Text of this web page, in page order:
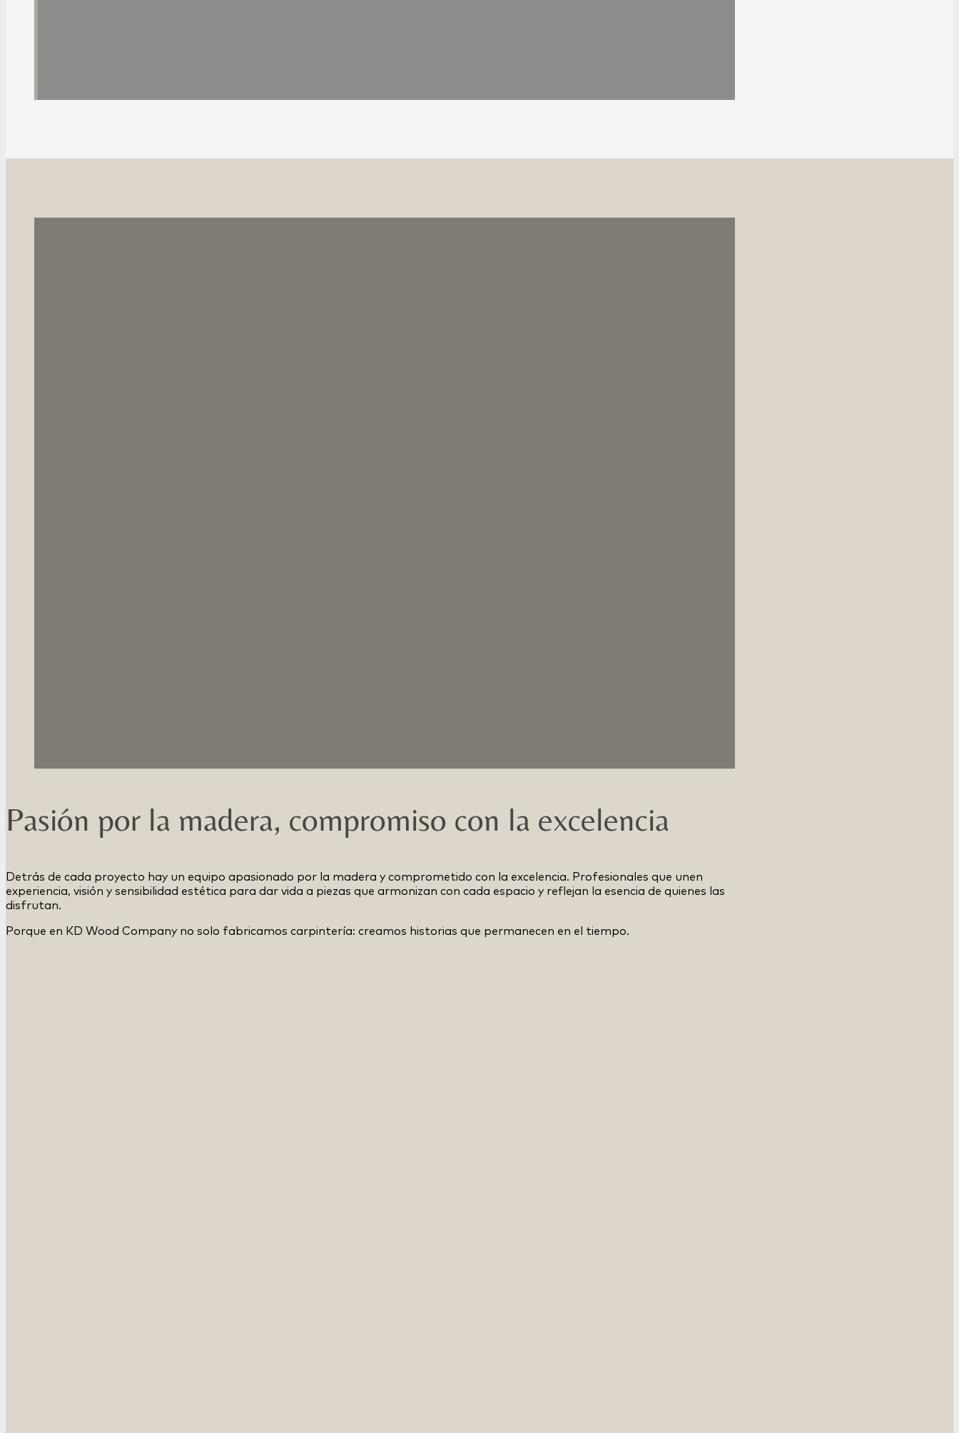
Pasión por la madera, compromiso con la excelencia
Detrás de cada proyecto hay un equipo apasionado por la madera y comprometido con la excelencia. Profesionales que unen
experiencia, visión y sensibilidad estética para dar vida a piezas que armonizan con cada espacio y reflejan la esencia de quienes las
disfrutan.
Porque en KD Wood Company no solo fabricamos carpintería: creamos historias que permanecen en el tiempo.